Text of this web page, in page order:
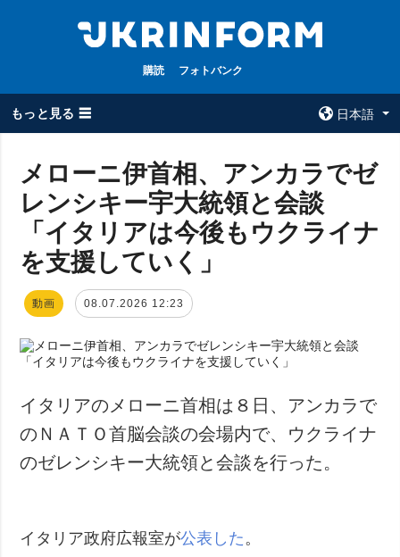
購読 フォトバンク
もっと見る ☰
日本語
全てのトピック
戦争
被占領地
経済・復興
防衛
社会・文化
スポーツ
犯罪
事故・緊急事態
ウクルインフォ
ルム
ウクルインフォル
インタビュー
フォトバンク
メローニ伊首相、アンカラでゼ
レンシキー宇大統領と会談
「イタリアは今後もウクライナ
を支援していく」
動画 08.07.2026 12:23
イタリアのメローニ首相は８日、アンカラで
のＮＡＴＯ首脳会談の会場内で、ウクライナ
のゼレンシキー大統領と会談を行った。
イタリア政府広報室が公表した 。